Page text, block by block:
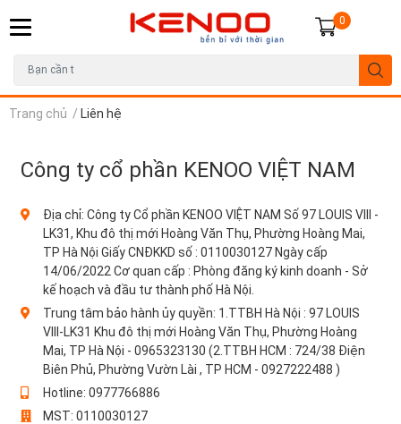
0
Trang chủ / Liên hệ
Công ty cổ phần KENOO VIỆT NAM
Địa chỉ: Công ty Cổ phần KENOO VIỆT NAM Số 97 LOUIS VIII -
LK31, Khu đô thị mới Hoàng Văn Thụ, Phường Hoàng Mai,
TP Hà Nội Giấy CNĐKKD số : 0110030127 Ngày cấp
14/06/2022 Cơ quan cấp : Phòng đăng ký kinh doanh - Sở
kế hoạch và đầu tư thành phố Hà Nội.
Trung tâm bảo hành ủy quyền: 1.TTBH Hà Nội : 97 LOUIS
VIII-LK31 Khu đô thị mới Hoàng Văn Thụ, Phường Hoàng
Mai, TP Hà Nội - 0965323130 (2.TTBH HCM : 724/38 Điện
Biên Phủ, Phường Vườn Lài , TP HCM - 0927222488 )
Hotline: 0977766886
MST: 0110030127